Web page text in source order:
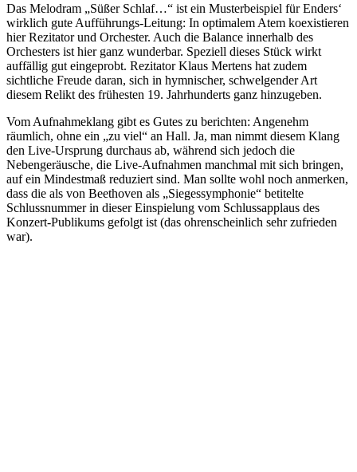
Das Melodram „Süßer Schlaf…“ ist ein Musterbeispiel für Enders‘
wirklich gute Aufführungs-Leitung: In optimalem Atem koexistieren
hier Rezitator und Orchester. Auch die Balance innerhalb des
Orchesters ist hier ganz wunderbar. Speziell dieses Stück wirkt
auffällig gut eingeprobt. Rezitator Klaus Mertens hat zudem
sichtliche Freude daran, sich in hymnischer, schwelgender Art
diesem Relikt des frühesten 19. Jahrhunderts ganz hinzugeben.
Vom Aufnahmeklang gibt es Gutes zu berichten: Angenehm
räumlich, ohne ein „zu viel“ an Hall. Ja, man nimmt diesem Klang
den Live-Ursprung durchaus ab, während sich jedoch die
Nebengeräusche, die Live-Aufnahmen manchmal mit sich bringen,
auf ein Mindestmaß reduziert sind. Man sollte wohl noch anmerken,
dass die als von Beethoven als „Siegessymphonie“ betitelte
Schlussnummer in dieser Einspielung vom Schlussapplaus des
Konzert-Publikums gefolgt ist (das ohrenscheinlich sehr zufrieden
war).